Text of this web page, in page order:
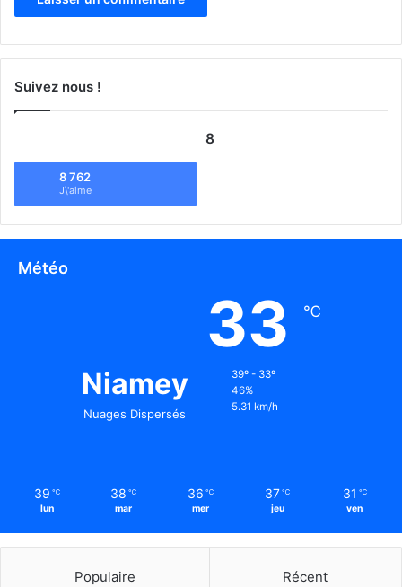
Suivez nous !
8
8 762
J\'aime
Météo
Niamey
Nuages Dispersés
33 ℃
39º - 33º
46%
5.31 km/h
39 ℃
lun
38 ℃
mar
36 ℃
mer
37 ℃
jeu
31 ℃
ven
Populaire Récent